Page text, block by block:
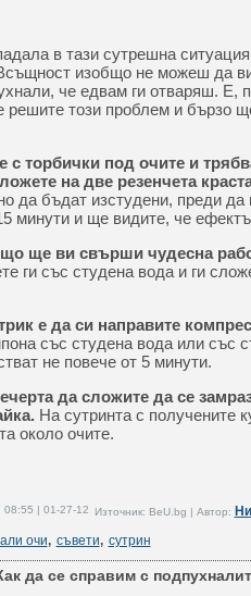
в тази сутрешна
изобщо не можеш да
че едвам ги отваряш. Е,
решите този проблем и бързо
с торбички под очите и
на две резенчета
да бъдат изстудени, преди да
минути и ще видите, че
ще ви свърши чудесна
ги със студена вода и ги
е да си направите
със студена вода или със
не повече от 5 минути.
да сложите да се
На сутринта с получените
около очите.
08:55 | 01-27-12 Източник: BeU.bg | Автор:
очи, съвети, сутрин
да се справим с